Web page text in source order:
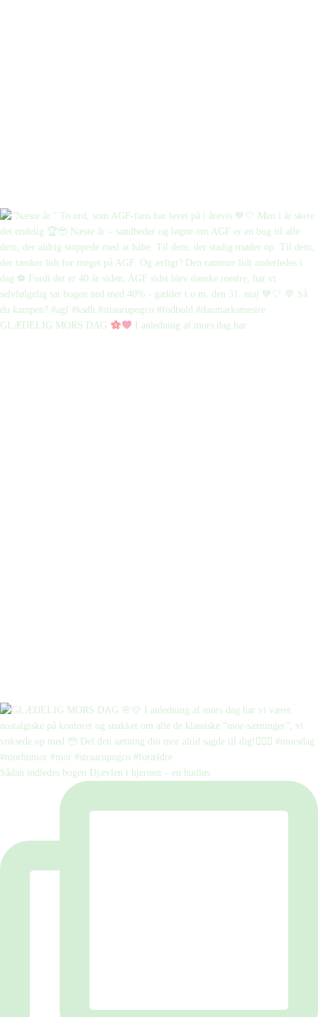
GLÆDELIG MORS DAG I anledning af mors dag har
Sådan indledes bogen Djævlen i hjernen – en hudløs